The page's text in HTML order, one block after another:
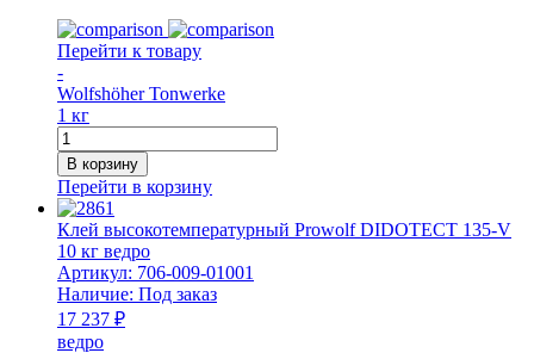
Перейти к товару
-
Wolfshöher Tonwerke
1 кг
Количество
товара
Смесь
печная
НМ
1
кг
ведро
WT
В корзину
Перейти в корзину
Клей высокотемпературный Prowolf DIDOTECT 135-V
10 кг ведро
Артикул: 706-009-01001
Наличие: Под заказ
17 237 ₽
ведро